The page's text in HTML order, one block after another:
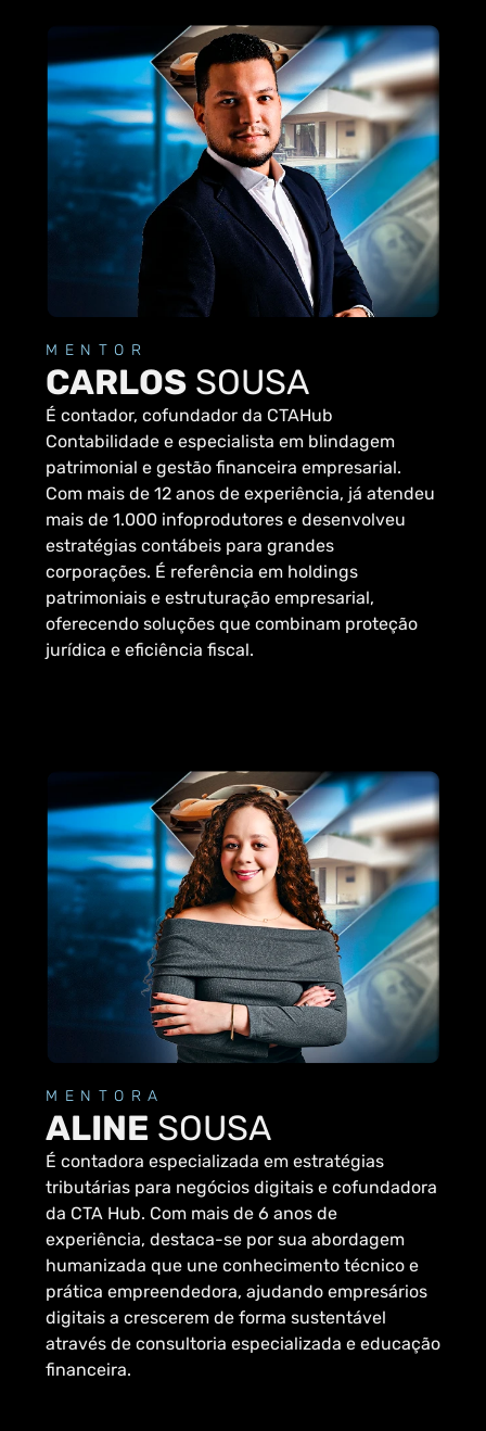
MENTOR
CARLOS SOUSA
É contador, cofundador da CTAHub
Contabilidade e especialista em blindagem
patrimonial e gestão financeira empresarial.
Com mais de 12 anos de experiência, já atendeu
mais de 1.000 infoprodutores e desenvolveu
estratégias contábeis para grandes
corporações. É referência em holdings
patrimoniais e estruturação empresarial,
oferecendo soluções que combinam proteção
jurídica e eficiência fiscal.
MENTORA
ALINE SOUSA
É contadora especializada em estratégias
tributárias para negócios digitais e cofundadora
da CTA Hub. Com mais de 6 anos de
experiência, destaca-se por sua abordagem
humanizada que une conhecimento técnico e
prática empreendedora, ajudando empresários
digitais a crescerem de forma sustentável
através de consultoria especializada e educação
financeira.